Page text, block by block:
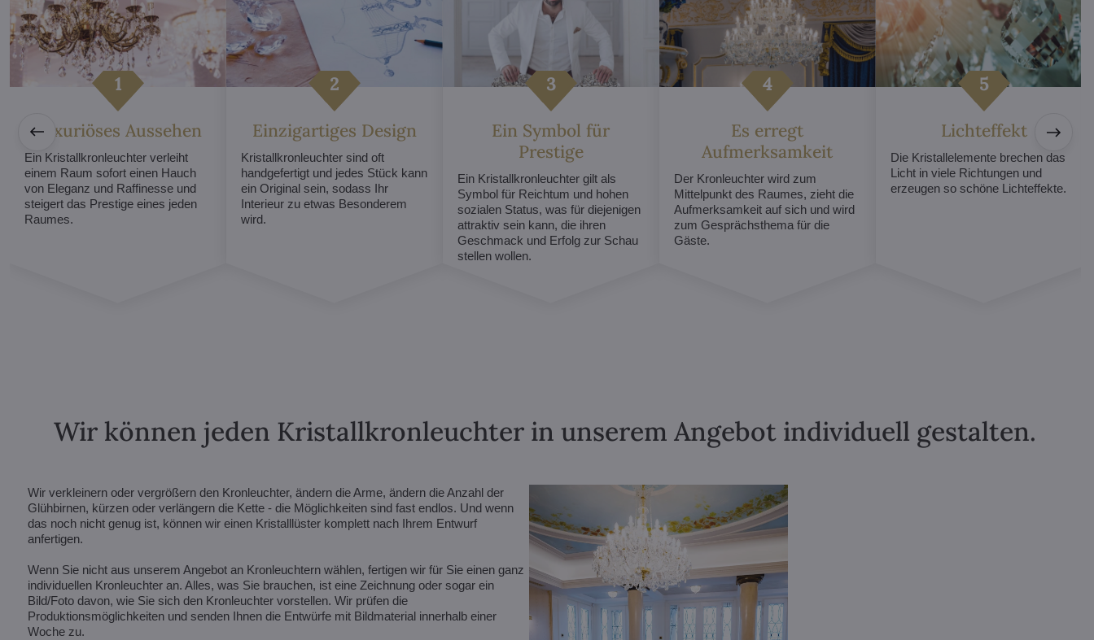
Luxuriöses Aussehen
Ein Kristallkronleuchter verleiht
einem Raum sofort einen Hauch
von Eleganz und Raffinesse und
steigert das Prestige eines jeden
Raumes.
Einzigartiges Design
Kristallkronleuchter sind oft
handgefertigt und jedes Stück kann
ein Original sein, sodass Ihr
Interieur zu etwas Besonderem
wird.
Ein Symbol für
Prestige
Ein Kristallkronleuchter gilt als
Symbol für Reichtum und hohen
sozialen Status, was für diejenigen
attraktiv sein kann, die ihren
Geschmack und Erfolg zur Schau
stellen wollen.
Es erregt
Aufmerksamkeit
Der Kronleuchter wird zum
Mittelpunkt des Raumes, zieht die
Aufmerksamkeit auf sich und wird
zum Gesprächsthema für die
Gäste.
Lichteffekt
Die Kristallelemente brechen das
Licht in viele Richtungen und
erzeugen so schöne Lichteffekte.
Wir können jeden Kristallkronleuchter in unserem Angebot individuell gestalten.
Wir verkleinern oder vergrößern den Kronleuchter, ändern die Arme, ändern die Anzahl der
Glühbirnen, kürzen oder verlängern die Kette - die Möglichkeiten sind fast endlos. Und wenn
das noch nicht genug ist, können wir einen Kristalllüster komplett nach Ihrem Entwurf
anfertigen.
Wenn Sie nicht aus unserem Angebot an Kronleuchtern wählen, fertigen wir für Sie einen ganz
individuellen Kronleuchter an. Alles, was Sie brauchen, ist eine Zeichnung oder sogar ein
Bild/Foto davon, wie Sie sich den Kronleuchter vorstellen. Wir prüfen die
Produktionsmöglichkeiten und senden Ihnen die Entwürfe mit Bildmaterial innerhalb einer
Woche zu.